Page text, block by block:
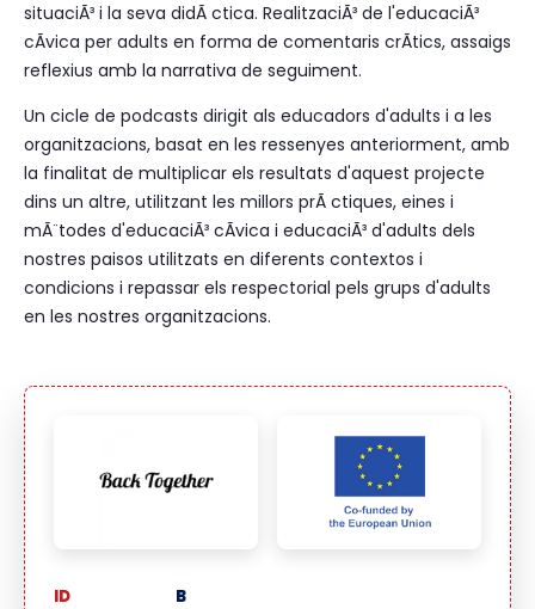
situaciÃ³ i la seva didÃ ctica. RealitzaciÃ³ de l'educaciÃ³
cÃ­vica per adults en forma de comentaris crÃ­tics, assaigs
reflexius amb la narrativa de seguiment.
Un cicle de podcasts dirigit als educadors d'adults i a les
organitzacions, basat en les ressenyes anteriorment, amb
la finalitat de multiplicar els resultats d'aquest projecte
dins un altre, utilitzant les millors prÃ ctiques, eines i
mÃ¨todes d'educaciÃ³ cÃ­vica i educaciÃ³ d'adults dels
nostres paisos utilitzats en diferents contextos i
condicions i repassar els respectorial pels grups d'adults
en les nostres organitzacions.
ID
B